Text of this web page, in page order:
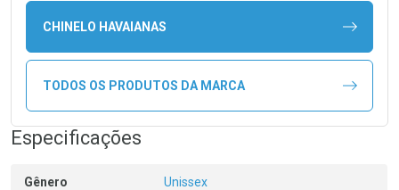
CHINELO HAVAIANAS
TODOS OS PRODUTOS DA MARCA
Especificações
Gênero Unissex